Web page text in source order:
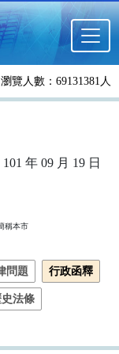
瀏覽人數：69131381人
年 09 月 19 日
稱本市
問題 行政函釋
史法條